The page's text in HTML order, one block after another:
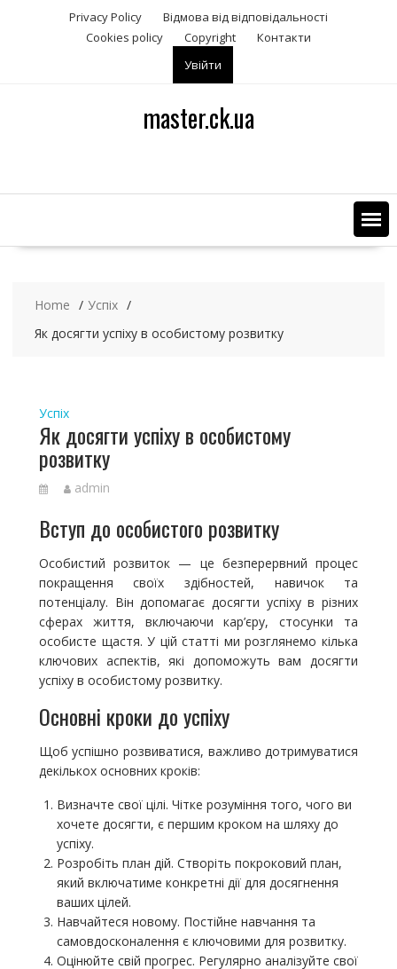
t
Privacy Policy
Відмова від відповідальності
Сookies policy
Copyright
Контакти
Увійти
master.ck.ua
Home
Успіх
Як досягти успіху в особистому розвитку
Успіх
Як досягти успіху в особистому
розвитку
admin
Вступ до особистого розвитку
Особистий розвиток — це безперервний процес
покращення своїх здібностей, навичок та
потенціалу. Він допомагає досягти успіху в різних
сферах життя, включаючи кар’єру, стосунки та
особисте щастя. У цій статті ми розглянемо кілька
ключових аспектів, які допоможуть вам досягти
успіху в особистому розвитку.
Основні кроки до успіху
Щоб успішно розвиватися, важливо дотримуватися
декількох основних кроків:
Визначте свої цілі. Чітке розуміння того, чого ви
хочете досягти, є першим кроком на шляху до
успіху.
Розробіть план дій. Створіть покроковий план,
який включатиме конкретні дії для досягнення
ваших цілей.
Навчайтеся новому. Постійне навчання та
самовдосконалення є ключовими для розвитку.
Оцінюйте свій прогрес. Регулярно аналізуйте свої